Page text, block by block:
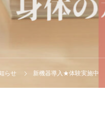
らせ 新機器導入★体験実施中